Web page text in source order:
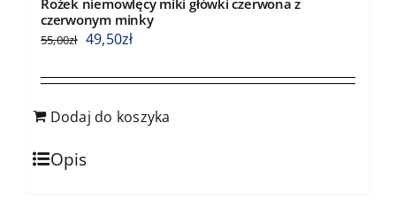
czerwonym minky
55,00zł 49,50zł
Dodaj do koszyka
Opis